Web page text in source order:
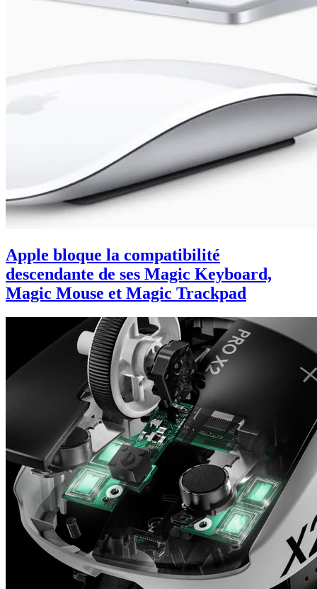
Apple bloque la compatibilité
descendante de ses Magic Keyboard,
Magic Mouse et Magic Trackpad